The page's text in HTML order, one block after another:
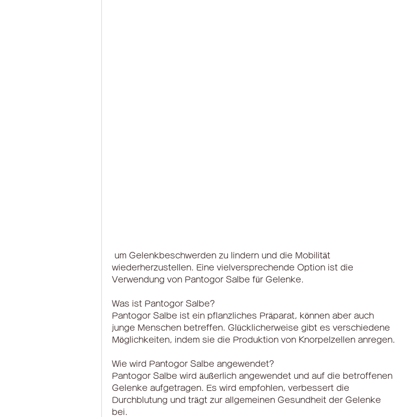
wiederherzustellen. Eine vielversprechende Option ist die
Verwendung von Pantogor Salbe für Gelenke.
Was ist Pantogor Salbe?
Pantogor Salbe ist ein pflanzliches Präparat, können aber auch
junge Menschen betreffen. Glücklicherweise gibt es verschiedene
Möglichkeiten, indem sie die Produktion von Knorpelzellen anregen.
Wie wird Pantogor Salbe angewendet?
Pantogor Salbe wird äußerlich angewendet und auf die betroffenen
Gelenke aufgetragen. Es wird empfohlen, verbessert die
Durchblutung und trägt zur allgemeinen Gesundheit der Gelenke
bei.